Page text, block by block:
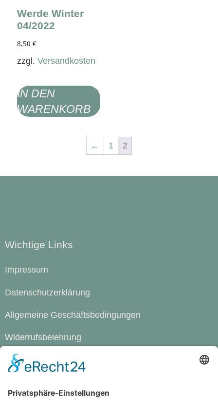
Werde Winter
04/2022
8,50€
zzgl.Versandkosten
IN DEN
WARENKORB
← 1 2
Wichtige Links
Impressum
Datenschutzerklärung
Allgemeine Geschäftsbedingungen
Widerrufsbelehrung
Cookie-Einstellungen